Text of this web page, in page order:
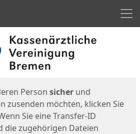
Person sicher und
zusenden möchten, klicken Sie
Sie eine Transfer-ID
die zugehörigen Dateien